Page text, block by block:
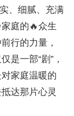
、细腻、充满
庭的🔥众生
行的力量，
是一部“剧”，
家庭温暖的
达那片心灵